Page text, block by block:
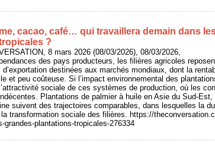
cacao, café… qui travaillera demain dans
?
8 mars 2026 (08/03/2026), 08/03/2026,
des pays producteurs, les filières agricoles
destinées aux marchés mondiaux, dont la
et peu coûteuse. Si l’impact environnemental des
sociale de ces systèmes de production, où les
Plantations de palmier à huile en Asie du Sud-Est,
suivent des trajectoires comparables, dans lesquelles la
transformation sociale des filières. https://
grandes-plantations-tropicales-276334